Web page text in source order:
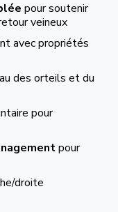
pour soutenir
veineux
avec propriétés
des orteils et du
pour
pour
droite